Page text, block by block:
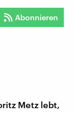
Abonnieren
Metz lebt,